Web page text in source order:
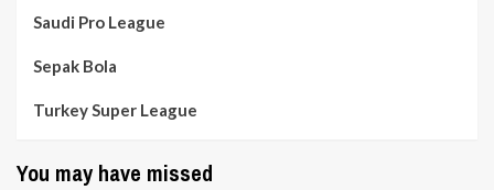
Saudi Pro League
Sepak Bola
Turkey Super League
You may have missed